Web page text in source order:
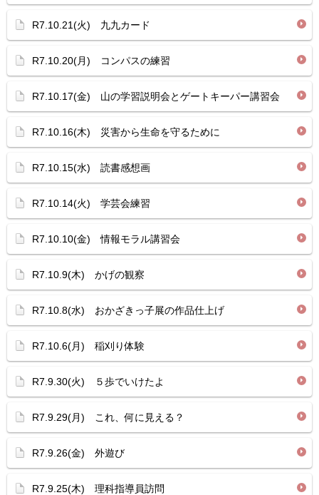
R7.10.21(火) 九九カード
R7.10.20(月) コンパスの練習
R7.10.17(金) 山の学習説明会とゲートキーパー講習会
R7.10.16(木) 災害から生命を守るために
R7.10.15(水) 読書感想画
R7.10.14(火) 学芸会練習
R7.10.10(金) 情報モラル講習会
R7.10.9(木) かげの観察
R7.10.8(水) おかざきっ子展の作品仕上げ
R7.10.6(月) 稲刈り体験
R7.9.30(火) ５歩でいけたよ
R7.9.29(月) これ、何に見える？
R7.9.26(金) 外遊び
R7.9.25(木) 理科指導員訪問